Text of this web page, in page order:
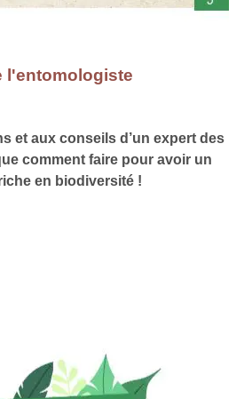
l'entomologiste
et aux conseils d’un expert des
comment faire pour avoir un
en biodiversité !